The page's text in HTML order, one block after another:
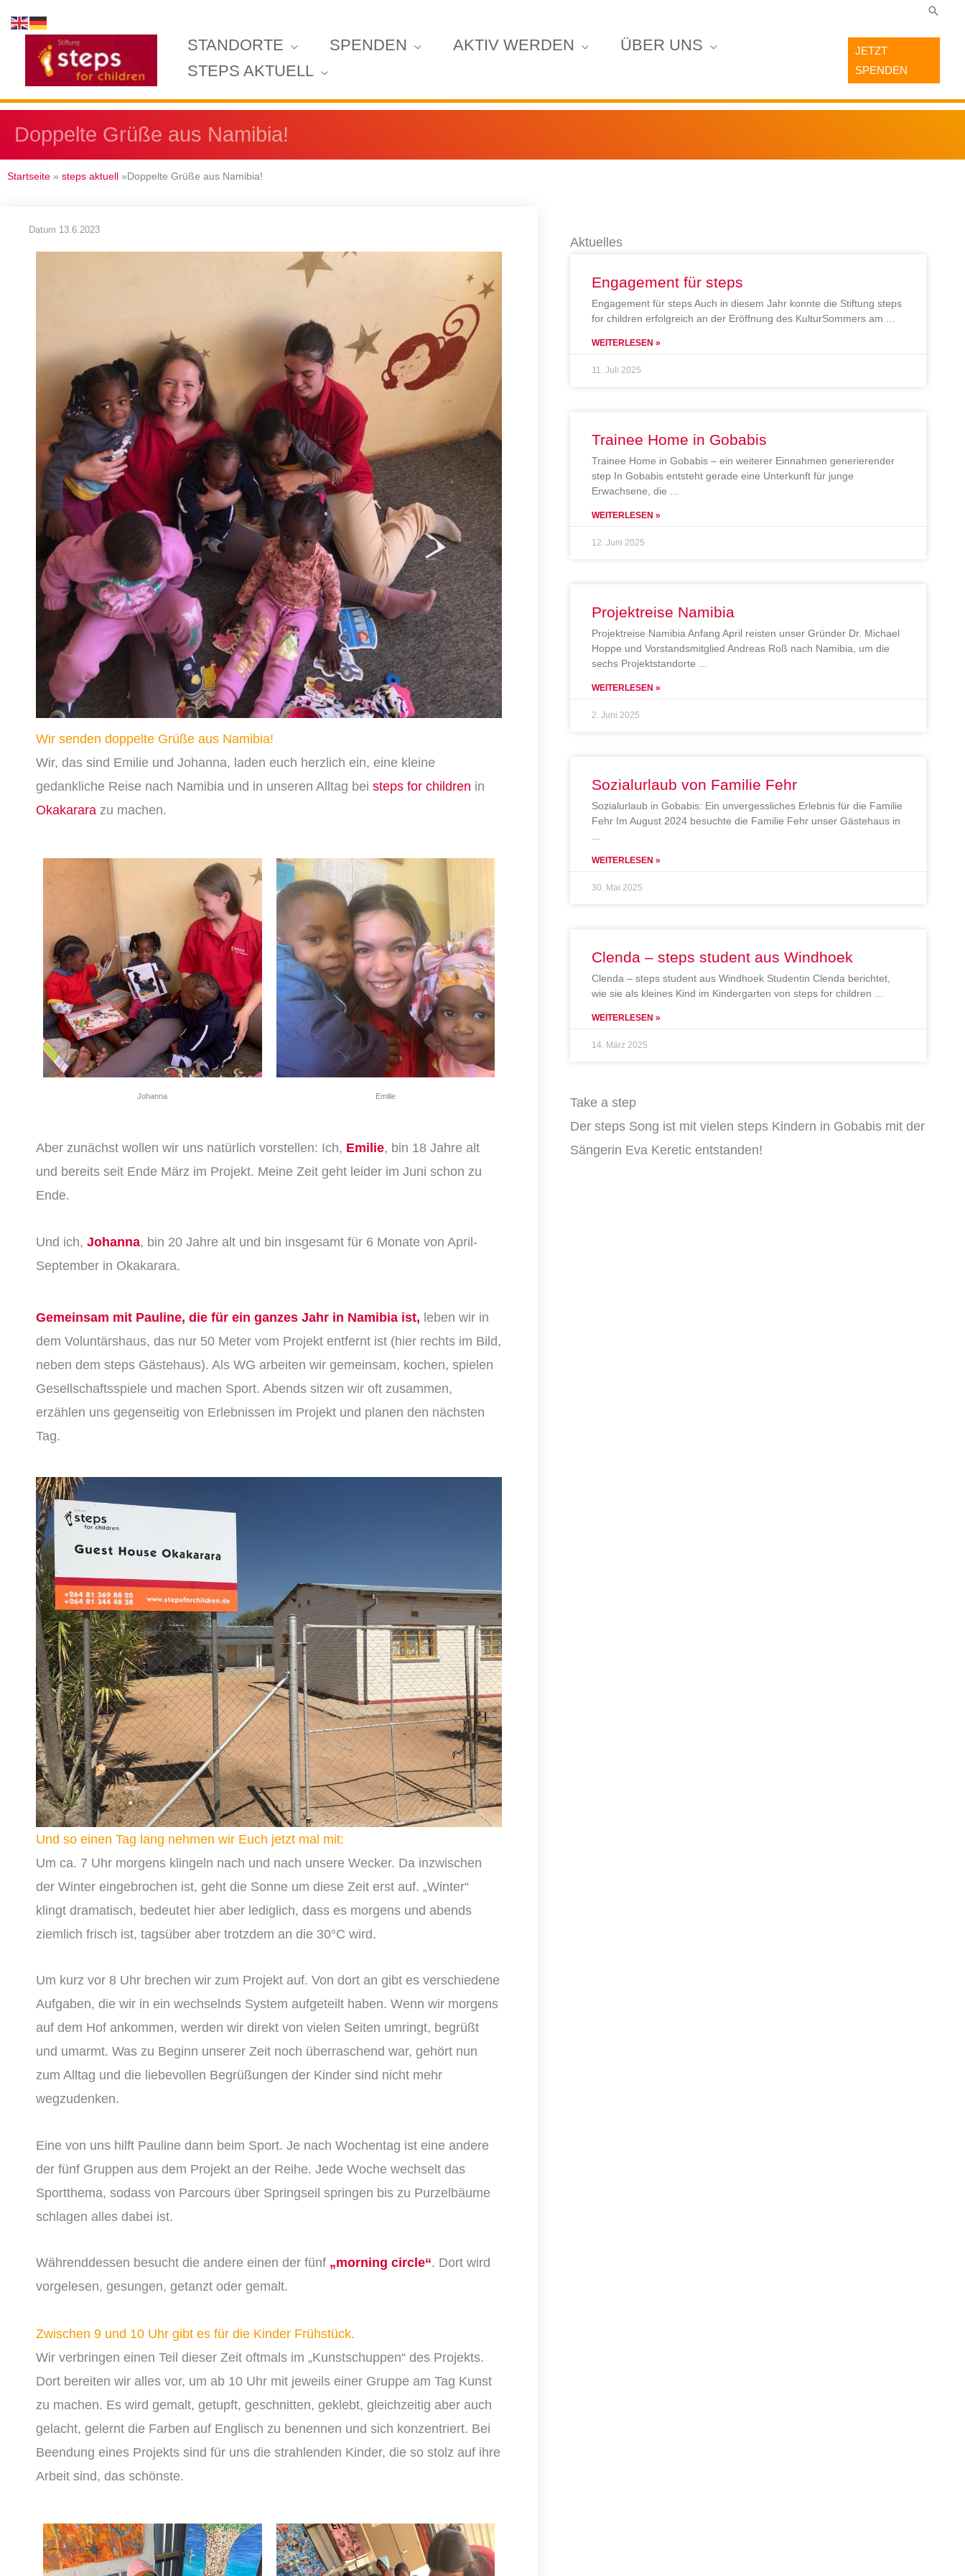
Inhalt
springen
STANDORTE SPENDEN AKTIV WERDEN
ÜBER UNS
STEPS AKTUELL
JETZT
SPENDEN
Doppelte Grüße aus Namibia!
Startseite » steps aktuell »Doppelte Grüße aus Namibia!
Datum 13.6.2023
Wir senden doppelte Grüße aus Namibia!
Wir, das sind Emilie und Johanna, laden euch herzlich ein, eine kleine
gedankliche Reise nach Namibia und in unseren Alltag bei steps for children in
Okakarara zu machen.
Johanna Emilie
Aber zunächst wollen wir uns natürlich vorstellen: Ich, Emilie, bin 18 Jahre alt
und bereits seit Ende März im Projekt. Meine Zeit geht leider im Juni schon zu
Ende.
Und ich, Johanna, bin 20 Jahre alt und bin insgesamt für 6 Monate von April-
September in Okakarara.
Gemeinsam mit Pauline, die für ein ganzes Jahr in Namibia ist, leben wir in
dem Voluntärshaus, das nur 50 Meter vom Projekt entfernt ist (hier rechts im Bild,
neben dem steps Gästehaus). Als WG arbeiten wir gemeinsam, kochen, spielen
Gesellschaftsspiele und machen Sport. Abends sitzen wir oft zusammen,
erzählen uns gegenseitig von Erlebnissen im Projekt und planen den nächsten
Tag.
Und so einen Tag lang nehmen wir Euch jetzt mal mit:
Um ca. 7 Uhr morgens klingeln nach und nach unsere Wecker. Da inzwischen
der Winter eingebrochen ist, geht die Sonne um diese Zeit erst auf. „Winter“
klingt dramatisch, bedeutet hier aber lediglich, dass es morgens und abends
ziemlich frisch ist, tagsüber aber trotzdem an die 30°C wird.
Um kurz vor 8 Uhr brechen wir zum Projekt auf. Von dort an gibt es verschiedene
Aufgaben, die wir in ein wechselnds System aufgeteilt haben. Wenn wir morgens
auf dem Hof ankommen, werden wir direkt von vielen Seiten umringt, begrüßt
und umarmt. Was zu Beginn unserer Zeit noch überraschend war, gehört nun
zum Alltag und die liebevollen Begrüßungen der Kinder sind nicht mehr
wegzudenken.
Eine von uns hilft Pauline dann beim Sport. Je nach Wochentag ist eine andere
der fünf Gruppen aus dem Projekt an der Reihe. Jede Woche wechselt das
Sportthema, sodass von Parcours über Springseil springen bis zu Purzelbäume
schlagen alles dabei ist.
Währenddessen besucht die andere einen der fünf „morning circle“. Dort wird
vorgelesen, gesungen, getanzt oder gemalt.
Zwischen 9 und 10 Uhr gibt es für die Kinder Frühstück.
Wir verbringen einen Teil dieser Zeit oftmals im „Kunstschuppen“ des Projekts.
Dort bereiten wir alles vor, um ab 10 Uhr mit jeweils einer Gruppe am Tag Kunst
zu machen. Es wird gemalt, getupft, geschnitten, geklebt, gleichzeitig aber auch
gelacht, gelernt die Farben auf Englisch zu benennen und sich konzentriert. Bei
Beendung eines Projekts sind für uns die strahlenden Kinder, die so stolz auf ihre
Arbeit sind, das schönste.
Aktuelles
Engagement für steps
Engagement für steps Auch in diesem Jahr konnte die Stiftung steps
for children erfolgreich an der Eröffnung des KulturSommers am
WEITERLESEN »
11. Juli 2025
Trainee Home in Gobabis
Trainee Home in Gobabis – ein weiterer Einnahmen generierender
step In Gobabis entsteht gerade eine Unterkunft für junge
Erwachsene, die
WEITERLESEN »
12. Juni 2025
Projektreise Namibia
Projektreise Namibia Anfang April reisten unser Gründer Dr. Michael
Hoppe und Vorstandsmitglied Andreas Roß nach Namibia, um die
sechs Projektstandorte
WEITERLESEN »
2. Juni 2025
Sozialurlaub von Familie Fehr
Sozialurlaub in Gobabis: Ein unvergessliches Erlebnis für die Familie
Fehr Im August 2024 besuchte die Familie Fehr unser Gästehaus in
WEITERLESEN »
30. Mai 2025
Clenda – steps student aus Windhoek
Clenda – steps student aus Windhoek Studentin Clenda berichtet,
wie sie als kleines Kind im Kindergarten von steps for children
WEITERLESEN »
14. März 2025
Take a step
Der steps Song ist mit vielen steps Kindern in Gobabis mit der
Sängerin Eva Keretic entstanden!